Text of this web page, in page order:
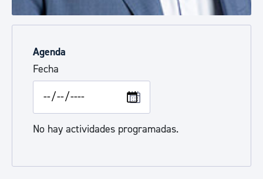
Agenda
Fecha
No hay actividades programadas.